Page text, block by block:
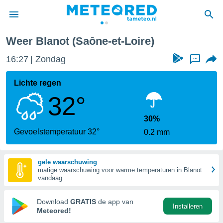
door
verstrekte
hoge
hebt de
voor
op basis
Weer Blanot (Saône-et-Loire)
16:27 Zondag ...
Lichte regen
32°
Gevoelstemperatuur 32°
30%
0.2 mm
gele waarschuwing
matige waarschuwing voor warme temperaturen in Blanot
vandaag
Download GRATIS de app van
Meteored!
Installeren